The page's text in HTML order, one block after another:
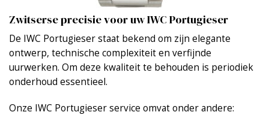
Zwitserse precisie voor uw IWC Portugieser
De IWC Portugieser staat bekend om zijn elegante
ontwerp, technische complexiteit en verfijnde
uurwerken. Om deze kwaliteit te behouden is periodiek
onderhoud essentieel.
Onze IWC Portugieser service omvat onder andere: